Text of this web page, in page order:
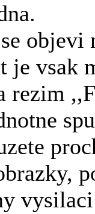
objevi
je vsak
rezim